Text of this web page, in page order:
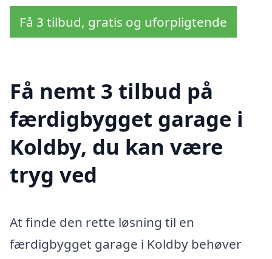
Få 3 tilbud, gratis og uforpligtende
Få nemt 3 tilbud på
færdigbygget garage i
Koldby, du kan være
tryg ved
At finde den rette løsning til en
færdigbygget garage i Koldby behøver